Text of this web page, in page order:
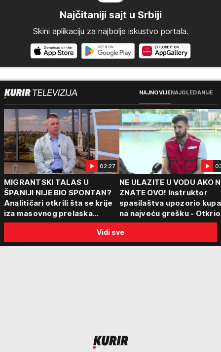
Najčitaniji sajt u Srbiji
Skini aplikaciju za najbolje iskustvo portala.
NAJNOVIJENAJGLEDANIJE
02:27
MIGRANTSKI TALAS U
ŠPANIJI NIJE BIO SPONTAN?
Analitičari otkrili šta se krije
iza masovnog prelaska
granice: "Evropa nije dovoljno
naučila iz prethodne krize"
NE ULAZITE U VODU AKO
ZNATE OVO! Instruktor
spasilaštva upozorio
na najveću grešku -
nikako ne bi smeli na svoju
ruku da radimo
Vidi sve